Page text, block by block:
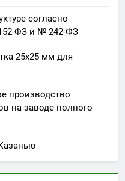
согласно
ФЗ и № 242-ФЗ
25х25 мм для
производство
на заводе полного